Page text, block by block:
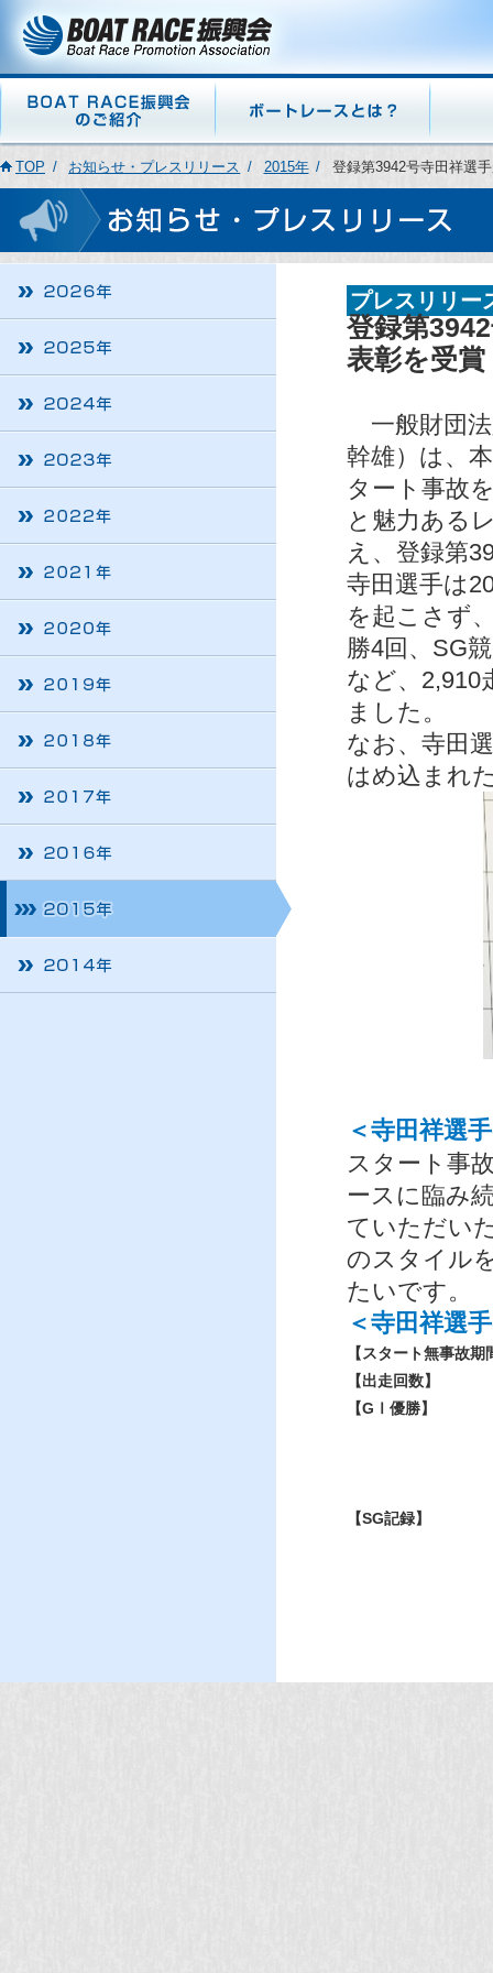
TOP お知らせ・プレスリリース 2015年 登録第3942号寺田祥選
プレスリリー
登録第
表彰を受賞
一般財団法
幹雄）は、
タート事故
と魅力ある
え、登録第
寺田選手は
を起こさず
勝4回、SG
など、2,910
ました。
なお、寺田
はめ込まれ
＜寺田祥選
スタート事
ースに臨み
ていただい
のスタイル
たいです。
＜寺田祥選
【スタート無事故期
【出走回数】
【GⅠ優勝】
【SG記録】